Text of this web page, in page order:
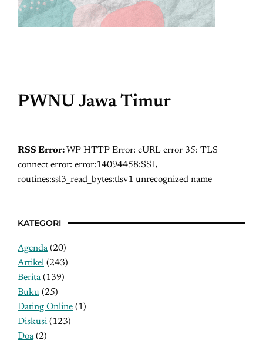
PWNU Jawa Timur
RSS Error: WP HTTP Error: cURL error 35: TLS
connect error: error:14094458:SSL
routines:ssl3_read_bytes:tlsv1 unrecognized name
KATEGORI
Agenda(20)
Artikel (243)
Berita(139)
Buku (25)
Dating Online (1)
Diskusi (123)
Doa(2)